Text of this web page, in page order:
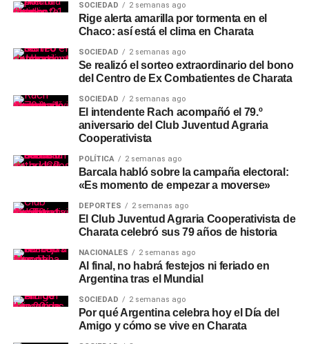
SOCIEDAD 2 semanas ago
Rige alerta amarilla por tormenta en el
Chaco: así está el clima en Charata
SOCIEDAD 2 semanas ago
Se realizó el sorteo extraordinario del bono
del Centro de Ex Combatientes de Charata
SOCIEDAD 2 semanas ago
El intendente Rach acompañó el 79.º
aniversario del Club Juventud Agraria
Cooperativista
POLÍTICA 2 semanas ago
Barcala habló sobre la campaña electoral:
«Es momento de empezar a moverse»
DEPORTES 2 semanas ago
El Club Juventud Agraria Cooperativista de
Charata celebró sus 79 años de historia
NACIONALES 2 semanas ago
Al final, no habrá festejos ni feriado en
Argentina tras el Mundial
SOCIEDAD 2 semanas ago
Por qué Argentina celebra hoy el Día del
Amigo y cómo se vive en Charata